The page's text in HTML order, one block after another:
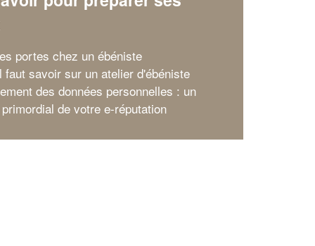
portes chez un ébéniste
faut savoir sur un atelier d'ébéniste
des données personnelles : un
de votre e-réputation